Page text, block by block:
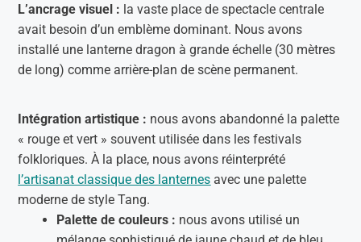
L’ancrage visuel : la vaste place de spectacle centrale
avait besoin d’un emblème dominant. Nous avons
installé une lanterne dragon à grande échelle (30 mètres
de long) comme arrière-plan de scène permanent.
Intégration artistique : nous avons abandonné la palette
« rouge et vert » souvent utilisée dans les festivals
folkloriques. À la place, nous avons réinterprété
l’artisanat classique des lanternes avec une palette
moderne de style Tang.
Palette de couleurs : nous avons utilisé un